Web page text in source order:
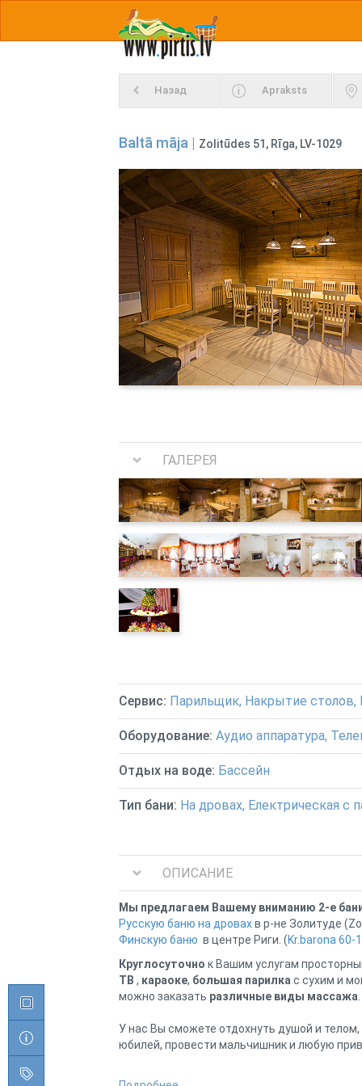
Назад Apraksts
Baltā māja | Zolitūdes 51, Rīga, LV-1029
ГАЛЕРЕЯ
Сервис: Парильщик, Накрытие столов,
Оборудование: Аудио аппаратура,
Отдых на воде: Бассейн
Тип бани: На дровах, Електрическая с
ОПИСАНИЕ
Мы предлагаем Вашему вниманию 2-е
Русскую баню на дровахв р-не Золитуде
Финскую баню в центре Риги. (Kr.barona 60-
Круглосуточно к Вашим услугам
ТВ , караоке, большая парилка с сухим и
можно заказать различные виды массажа
У нас Вы сможете отдохнуть душой и
юбилей, провести мальчишник и любую
У нас работает кухня с большим выбором